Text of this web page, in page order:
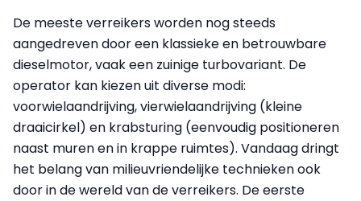
De meeste verreikers worden nog steeds
aangedreven door een klassieke en betrouwbare
dieselmotor, vaak een zuinige turbovariant. De
operator kan kiezen uit diverse modi:
voorwielaandrijving, vierwielaandrijving (kleine
draaicirkel) en krabsturing (eenvoudig positioneren
naast muren en in krappe ruimtes). Vandaag dringt
het belang van milieuvriendelijke technieken ook
door in de wereld van de verreikers. De eerste